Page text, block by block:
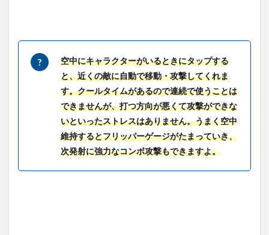
ー】
課金
空中にキャラクターがいるときにタップする
と、近くの敵に自動で移動・攻撃してくれま
す。クールタイムがあるので連続で使うことは
できませんが、打つ方向が悪くて攻撃ができな
いといったストレスはありません。うまく空中
維持するとフリッパーゲージがたまっていき、
次発射に強力なコンボ攻撃もできますよ。